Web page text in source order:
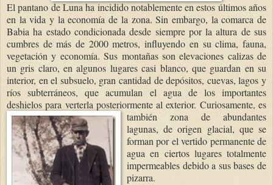
El pantano de Luna ha incidido notablemente en estos últimos años
en la vida y la economía de la zona. Sin embargo, la comarca de
Babia ha estado condicionada desde siempre por la altura de sus
cumbres de más de 2000 metros, influyendo en su clima, fauna,
vegetación y economía. Sus montañas son elevaciones calizas de
un gris claro, en algunos lugares casi blanco, que guardan en su
interior, en el subsuelo, gran cantidad de depósitos, cuevas, lagos y
ríos subterráneos, que acumulan el agua de los importantes
deshielos para verterla posteriormente al exterior. Curiosamente, es
también zona de abundantes
lagunas, de origen glacial, que se
forman por el vertido permanente de
agua en ciertos lugares totalmente
impermeables debido a sus bases de
pizarra.